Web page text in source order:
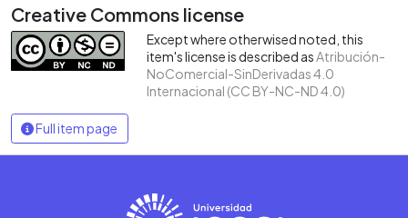
Creative Commons license
Except where otherwised noted, this
item's license is described asAtribución-
NoComercial-SinDerivadas 4.0
Internacional (CC BY-NC-ND 4.0)
Full item page